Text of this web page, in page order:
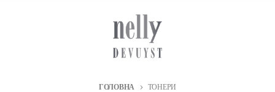
ГОЛОВНА ТОНЕРИ